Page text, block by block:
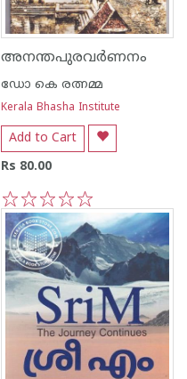
അനന്തപുരവര്‍ണനം
ഡോ കെ രത്നമ്മ
Kerala Bhasha Institute
Add to Cart
Rs 80.00
5
4
3
2
1